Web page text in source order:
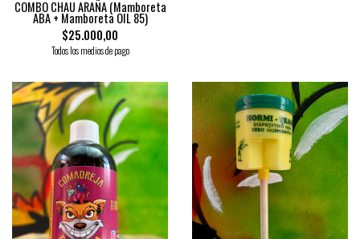
COMBO CHAU ARAÑA (Mamboreta
ABA + Mamboreta OIL 85)
$25.000,00
Todos los medios de pago